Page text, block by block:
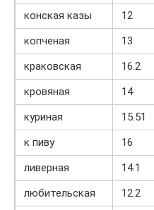
конская казы
12
копченая
13
краковская
16.2
кровяная
14
куриная
15.51
к пиву
16
ливерная
14.1
любительская
12.2